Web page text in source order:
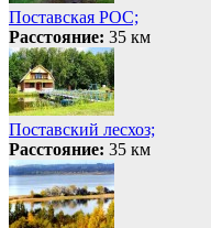
Поставская РОС;
Расстояние: 35 км
Поставский лесхоз;
Расстояние: 35 км